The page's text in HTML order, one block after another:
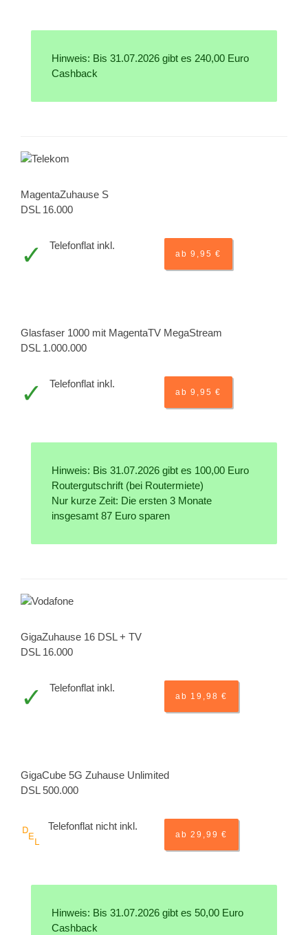
Hinweis: Bis 31.07.2026 gibt es 240,00 Euro
Cashback
MagentaZuhause S
DSL 16.000
Telefonflat inkl.
ab 9,95 €
Glasfaser 1000 mit MagentaTV MegaStream
DSL 1.000.000
Telefonflat inkl.
ab 9,95 €
Hinweis: Bis 31.07.2026 gibt es 100,00 Euro
Routergutschrift (bei Routermiete)
Nur kurze Zeit: Die ersten 3 Monate
insgesamt 87 Euro sparen
GigaZuhause 16 DSL + TV
DSL 16.000
Telefonflat inkl.
ab 19,98 €
GigaCube 5G Zuhause Unlimited
DSL 500.000
Telefonflat nicht inkl.
ab 29,99 €
Hinweis: Bis 31.07.2026 gibt es 50,00 Euro
Cashback